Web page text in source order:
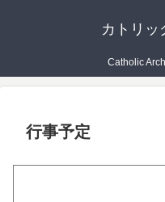
カトリッ
Catholic
行事予定